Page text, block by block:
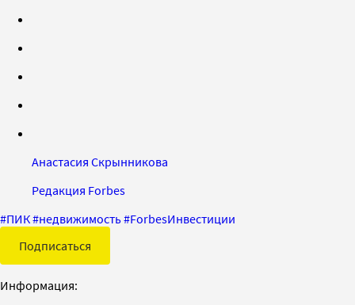
Анастасия Скрынникова
Редакция Forbes
#ПИК#недвижимость#ForbesИнвестиции
Подписаться
Информация: